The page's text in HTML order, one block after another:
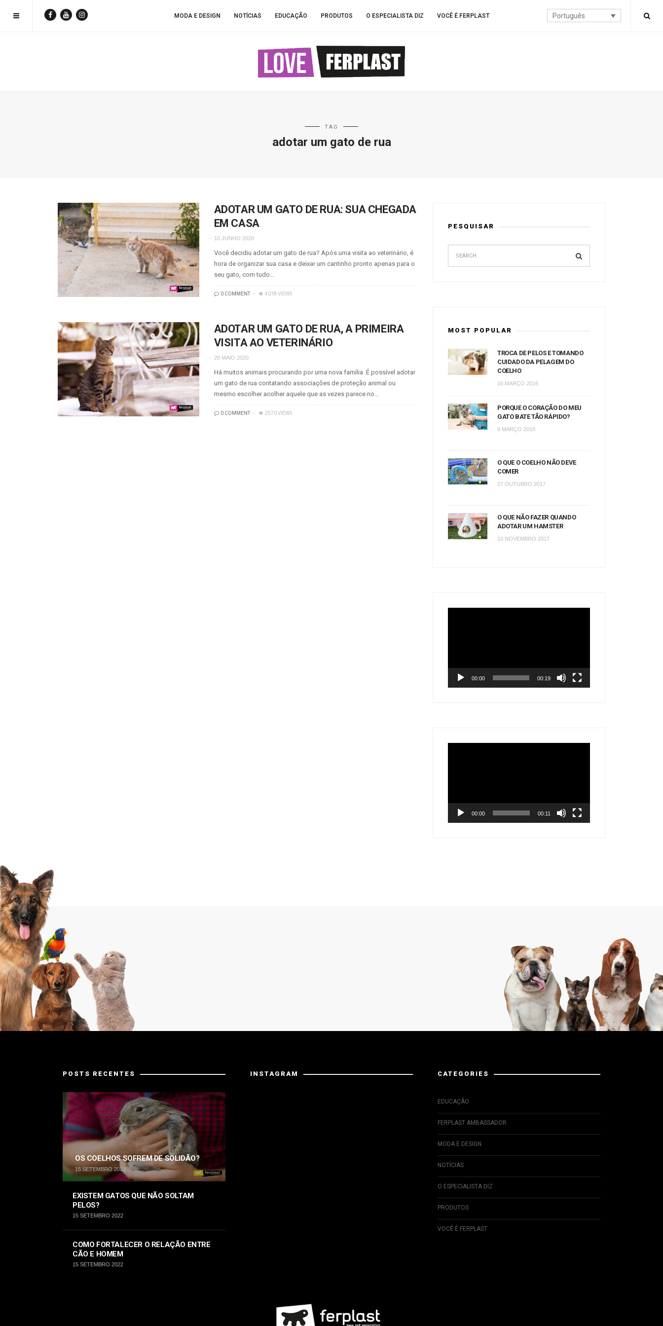
Português
MODA E DESIGN NOTÍCIAS EDUCAÇÃO PRODUTOS O ESPECIALISTA DIZ VOCÊ É FERPLAST
TAG
adotar um gato de rua
ADOTAR UM GATO DE RUA: SUA CHEGADA
EM CASA
10 JUNHO 2020
Você decidiu adotar um gato de rua? Após uma visita ao veterinário, é
hora de organizar sua casa e deixar um cantinho pronto apenas para o
seu gato, com tudo…
0 COMMENT 4018 VIEWS
ADOTAR UM GATO DE RUA, A PRIMEIRA
VISITA AO VETERINÁRIO
20 MAIO 2020
Há muitos animais procurando por uma nova família. É possível adotar
um gato de rua contatando associações de proteção animal ou
mesmo escolher acolher aquele que as vezes parece no…
0 COMMENT 2570 VIEWS
PESQUISAR
MOST POPULAR
TROCA DE PELOS E TOMANDO
CUIDADO DA PELAGEM DO
COELHO
16 MARÇO 2016
PORQUE O CORAÇÃO DO MEU
GATO BATE TÃO RÁPIDO?
9 MARÇO 2018
O QUE O COELHO NÃO DEVE
COMER
27 OUTUBRO 2017
O QUE NÃO FAZER QUANDO
ADOTAR UM HAMSTER
10 NOVEMBRO 2017
00:00 00:19
00:00 00:11
POSTS RECENTES
OS COELHOS SOFREM DE SOLIDÃO?
15 SETEMBRO 2022
EXISTEM GATOS QUE NÃO SOLTAM
PELOS?
15 SETEMBRO 2022
COMO FORTALECER O RELAÇÃO ENTRE
CÃO E HOMEM
15 SETEMBRO 2022
INSTAGRAM CATEGORIES
EDUCAÇÃO
FERPLAST AMBASSADOR
MODA E DESIGN
NOTÍCIAS
O ESPECIALISTA DIZ
PRODUTOS
VOCÊ É FERPLAST